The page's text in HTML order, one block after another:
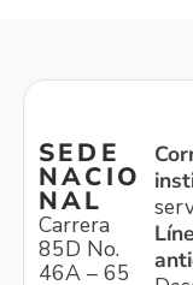
SEDE
NACIO
NAL
Carrera
85D No.
46A – 65